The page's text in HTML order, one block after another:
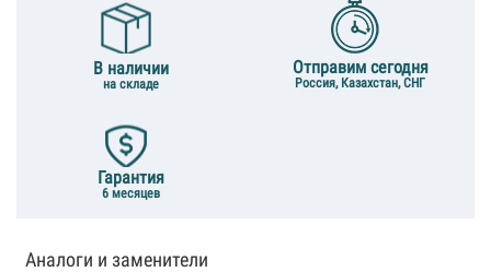
В наличии
на складе
Отправим сегодня
Россия, Казахстан, СНГ
Гарантия
6 месяцев
Аналоги и заменители